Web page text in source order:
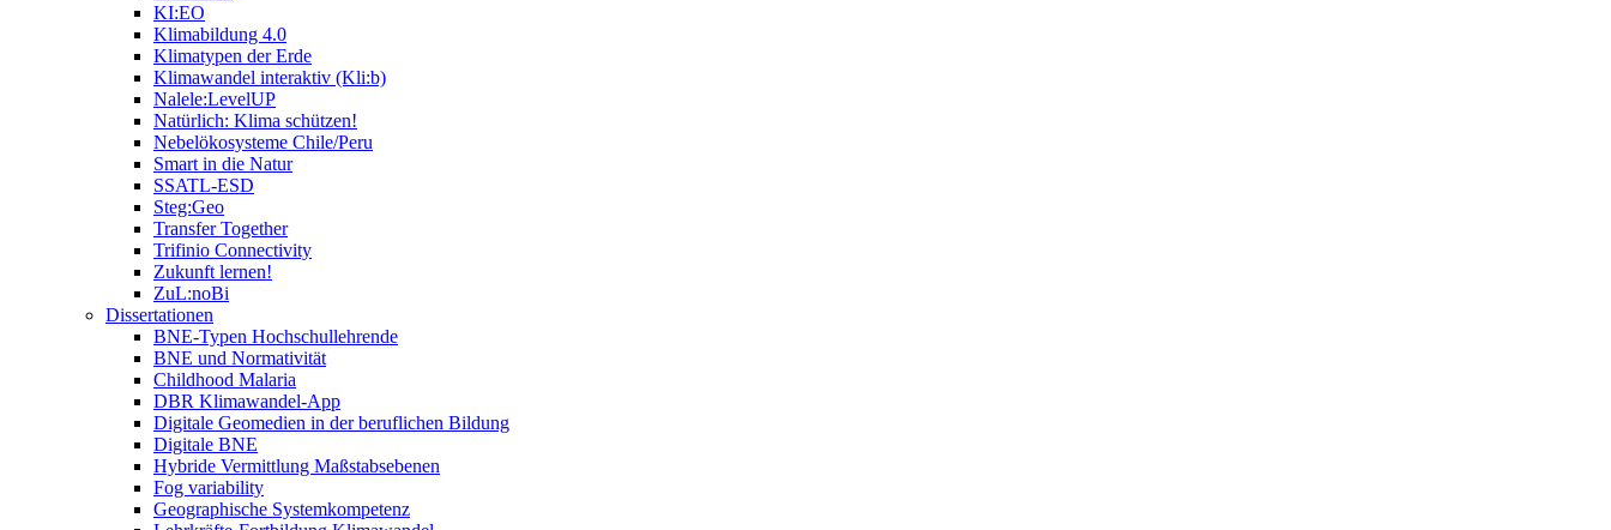
KI:EO
Klimabildung 4.0
Klimatypen der Erde
Klimawandel interaktiv (Kli:b)
Nalele:LevelUP
Natürlich: Klima schützen!
Nebelökosysteme Chile/Peru
Smart in die Natur
SSATL-ESD
Steg:Geo
Transfer Together
Trifinio Connectivity
Zukunft lernen!
ZuL:noBi
Dissertationen
BNE-Typen Hochschullehrende
BNE und Normativität
Childhood Malaria
DBR Klimawandel-App
Digitale Geomedien in der beruflichen Bildung
Digitale BNE
Hybride Vermittlung Maßstabsebenen
Fog variability
Geographische Systemkompetenz